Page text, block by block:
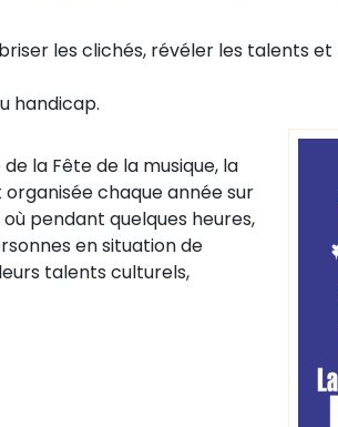
les clichés, révéler les talents
handicap.
la Fête de la musique, la
chaque année sur
pendant quelques heures,
en situation de
talents culturels,